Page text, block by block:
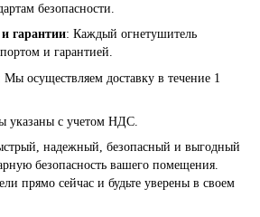
безопасности.
гарантии: Каждый огнетушитель
и гарантией.
Мы осуществляем доставку в течение 1
указаны с учетом НДС.
надежный, безопасный и выгодный
безопасность вашего помещения.
прямо сейчас и будьте уверены в своем